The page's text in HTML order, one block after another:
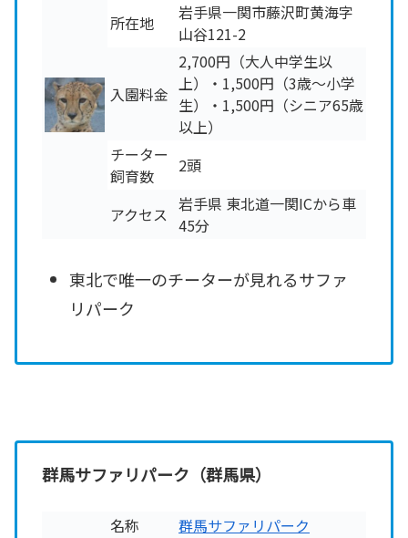
所在地
岩手県一関市藤沢町黄海字
山谷121-2
入園料金
2,700円（大人中学生以
上）・1,500円（3歳～小学
生）・1,500円（シニア65歳
以上）
チーター
飼育数
2頭
アクセス 岩手県 東北道一関ICから車
45分
東北で唯一のチーターが見れるサファ
リパーク
群馬サファリパーク（群馬県）
名称
群馬サファリパーク